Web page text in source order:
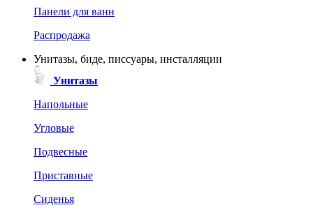
Панели для ванн
Распродажа
Унитазы, биде, писсуары, инсталляции
Унитазы
Напольные
Угловые
Подвесные
Приставные
Сиденья